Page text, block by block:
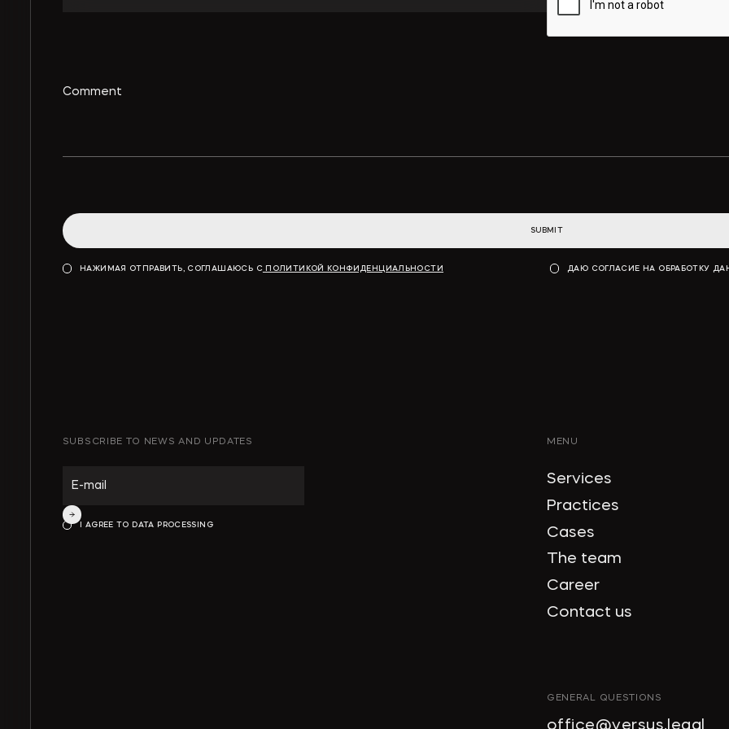
SUBMIT
НАЖИМАЯ ОТПРАВИТЬ, СОГЛАШАЮСЬ СПОЛИТИКОЙ КОНФИДЕНЦИАЛЬНОСТИ ДАЮ СОГЛАСИЕ НА ОБРАБОТКУ
СТРОИТЕЛЬСТВО И НЕДВИЖИМОСТЬ
SUBSCRIBE TO NEWS AND UPDATES
I AGREE TO DATA PROCESSING
MENU
Services
Practices
Cases
The team
Career
Contact us
GENERAL QUESTIONS
office@versus.legal